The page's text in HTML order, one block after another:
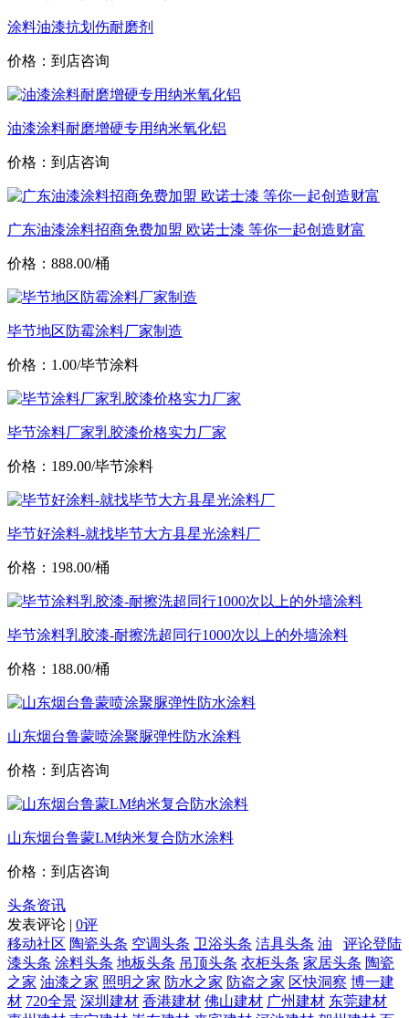
涂料油漆抗划伤耐磨剂
价格：到店咨询
油漆涂料耐磨增硬专用纳米氧化铝
价格：到店咨询
广东油漆涂料招商免费加盟 欧诺士漆 等你一起创造财富
价格：888.00/桶
毕节地区防霉涂料厂家制造
价格：1.00/毕节涂料
毕节涂料厂家乳胶漆价格实力厂家
价格：189.00/毕节涂料
毕节好涂料-就找毕节大方县星光涂料厂
价格：198.00/桶
毕节涂料乳胶漆-耐擦洗超同行1000次以上的外墙涂料
价格：188.00/桶
山东烟台鲁蒙喷涂聚脲弹性防水涂料
价格：到店咨询
山东烟台鲁蒙LM纳米复合防水涂料
价格：到店咨询
头条资讯
发表评论 | 0评
评论登陆
移动社区 陶瓷头条 空调头条 卫浴头条 洁具头条 油
漆头条 涂料头条 地板头条 吊顶头条 衣柜头条 家居头条 陶瓷
之家 油漆之家 照明之家 防水之家 防盗之家 区快洞察 博一建
材 720全景 深圳建材 香港建材 佛山建材 广州建材 东莞建材